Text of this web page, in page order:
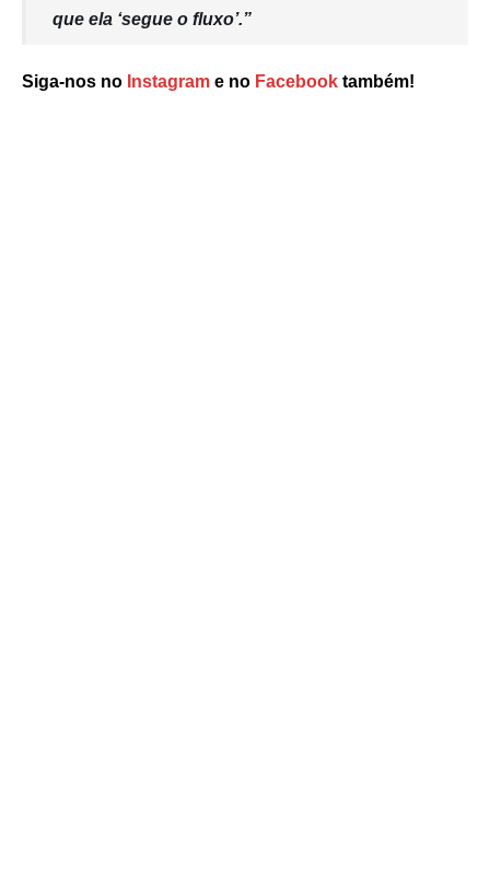
que ela ‘segue o fluxo’.”
Siga-nos no Instagram e no Facebook também!